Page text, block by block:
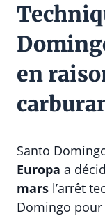
en
Santo
Europa a
mars l’arrêt
Domingo pour